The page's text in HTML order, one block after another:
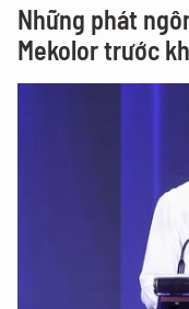
Những phát
Mekolor trước